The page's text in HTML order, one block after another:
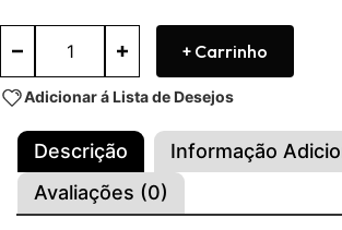
+ Carrinho
Adicionar á Lista de Desejos
Descrição
Informação
Avaliações (0)